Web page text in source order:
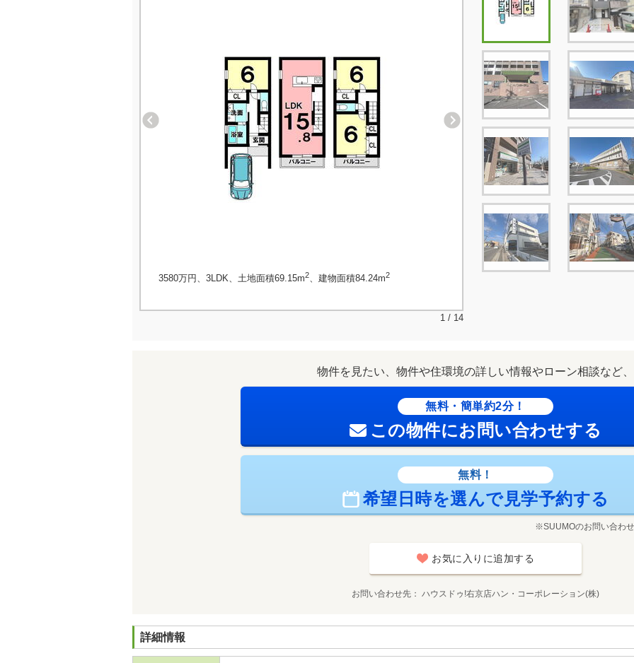
3580万円、3LDK、土地面積69.15m2、建物面積84.24m2
1 / 14
物件を見たい、物件や住環境の詳しい情報やローン相談など、
無料・簡単約2分！
この物件にお問い合わせする
無料！
希望日時を選んで見学予約する
※SUUMOのお問い合わ
お気に入りに追加する
お問い合わせ先 ハウスドゥ!右京店ハン・コーポレーション(株)
詳細情報